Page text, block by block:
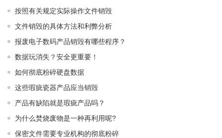
按照有关规定实际操作文件销毁
文件销毁的具体方法和利弊分析
报废电子数码产品销毁有哪些程序？
数据玩消失？安全更重要！
如何彻底粉碎硬盘数据
这些瑕疵瓷器产品应当销毁
产品有缺陷就是瑕疵产品吗？
为什么焚烧废物是一种再利用呢?
保密文件需要专业机构的彻底粉碎